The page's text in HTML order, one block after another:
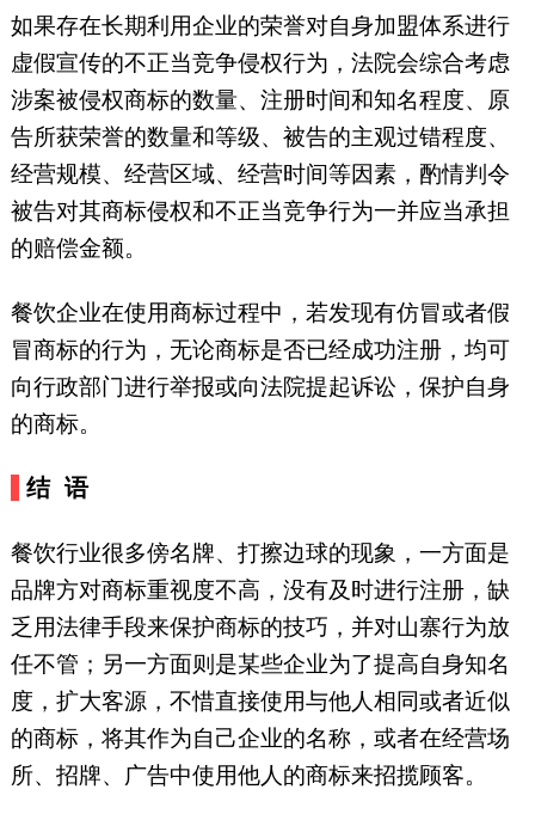
如果存在长期利用企业的荣誉对自身加盟体系进行
虚假宣传的不正当竞争侵权行为，法院会综合考虑
涉案被侵权商标的数量、注册时间和知名程度、原
告所获荣誉的数量和等级、被告的主观过错程度、
经营规模、经营区域、经营时间等因素，酌情判令
被告对其商标侵权和不正当竞争行为一并应当承担
的赔偿金额。
餐饮企业在使用商标过程中，若发现有仿冒或者假
冒商标的行为，无论商标是否已经成功注册，均可
向行政部门进行举报或向法院提起诉讼，保护自身
的商标。
结 语
餐饮行业很多傍名牌、打擦边球的现象，一方面是
品牌方对商标重视度不高，没有及时进行注册，缺
乏用法律手段来保护商标的技巧，并对山寨行为放
任不管；另一方面则是某些企业为了提高自身知名
度，扩大客源，不惜直接使用与他人相同或者近似
的商标，将其作为自己企业的名称，或者在经营场
所、招牌、广告中使用他人的商标来招揽顾客。